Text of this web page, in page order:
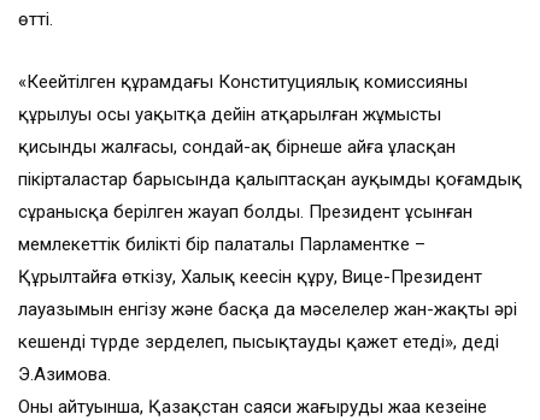
өтті.
«Кеңейтілген құрамдағы Конституциялық комиссияның
құрылуы осы уақытқа дейін атқарылған жұмыстың
қисынды жалғасы, сондай-ақ бірнеше айға ұласқан
пікірталастар барысында қалыптасқан ауқымды қоғамдық
сұранысқа берілген жауап болды. Президент ұсынған
мемлекеттік билікті бір палаталы Парламентке –
Құрылтайға өткізу, Халық кеңесін құру, Вице-Президент
лауазымын енгізу және басқа да мәселелер жан-жақты әрі
кешенді түрде зерделеп, пысықтауды қажет етеді», деді
Э.Азимова.
Оның айтуынша, Қазақстан саяси жаңғырудың жаңа кезеңіне